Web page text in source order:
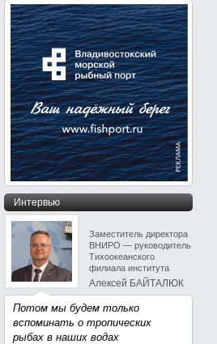
Интервью
Заместитель директора
ВНИРО — руководитель
Тихоокеанского
филиала института
Алексей БАЙТАЛЮК
Потом мы будем только
вспоминать о тропических
рыбах в наших водах